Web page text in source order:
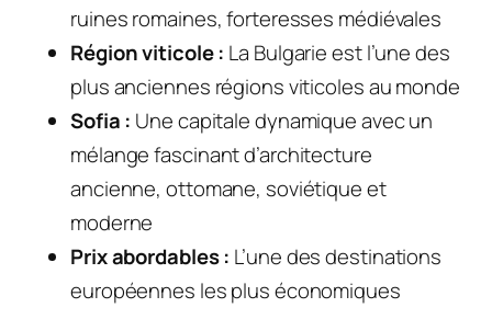
ruines romaines, forteresses médiévales
Région viticole : La Bulgarie est l’une des
plus anciennes régions viticoles au monde
Sofia : Une capitale dynamique avec un
mélange fascinant d’architecture
ancienne, ottomane, soviétique et
moderne
Prix abordables : L’une des destinations
européennes les plus économiques